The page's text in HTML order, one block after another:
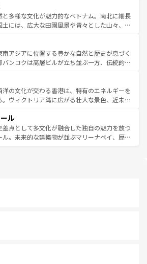
い。
評判のスイーツなど、バラエティ豊かな料理
が味わえる。 なお、新着の台湾情報は コンテンツ一覧を参
い。
を延ばせば四季折々の自然美を楽しむことが
して、キムチや焼肉、絶品のストリートフード
ざまな韓国料理が待っている。夜には、韓国な
まれながら、韓国の多彩な魅力を心ゆくまで味
わってみてほしい。 なお、新着の韓国情報はコンテンツ一
てほしい。
と多様な文化が魅力的なベトナム。南北に細長
土には、広大な田園風景や青々とした山々、世
と共に伝統が息づく。ハノイの古い町並みやホ
のフランス統治時代の建物も、独特の雰囲気を
いる。また、バラエティの豊かさとおいしさで
やバインミー、ベトナムコーヒーなどは、ぜ
わいたい。どの地域を訪れてもあたたかい人々
迎えてくれるので、きっと忘れられない旅にな
い。
南アジアに位置する豊かな自然と歴史が息づく
バンコクは高層ビルが立ち並ぶ一方、伝統的な
している。北部ではチェンマイなどの山岳地
触れ合い、南部ではプーケットやクラビの美し
リゾート気分を楽しむことができる。タイ料理
候は一年中温暖で、どの季節にも異なる楽しみ
る。親しみやすいタイの人々、仏教を中心とし
して多様な観光資源が、訪れる旅人を魅了し続
洋の文化が交わる香港は、特有のエネルギーを
。ヴィクトリア湾に広がる壮大な景色、近未来
訪れても感動するはず。観光スポットが密集し
率よく見どころを回れるのも魅力。息をのむよ
ら文化的な体験まで、香港を存分に楽しみ尽く
ル
差点として多文化が融合した独自の魅力を放つ
ル。未来的な建築物が並ぶマリーナベイ、歴史
ズは地元の風情を楽しめる外せないスポット